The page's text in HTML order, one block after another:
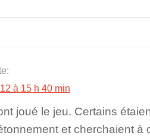
à 15 h 40 min
joué le jeu. Certains
et cherchaient à